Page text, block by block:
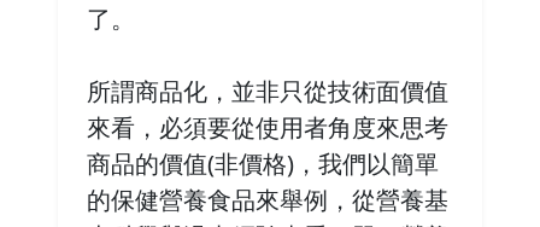
了。
所謂商品化，並非只從技術面價值
來看，必須要從使用者角度來思考
商品的價值(非價格)，我們以簡單
的保健營養食品來舉例，從營養基